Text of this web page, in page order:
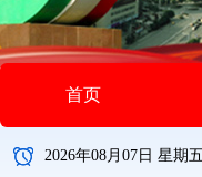
首页
2026年08月07日 星期五